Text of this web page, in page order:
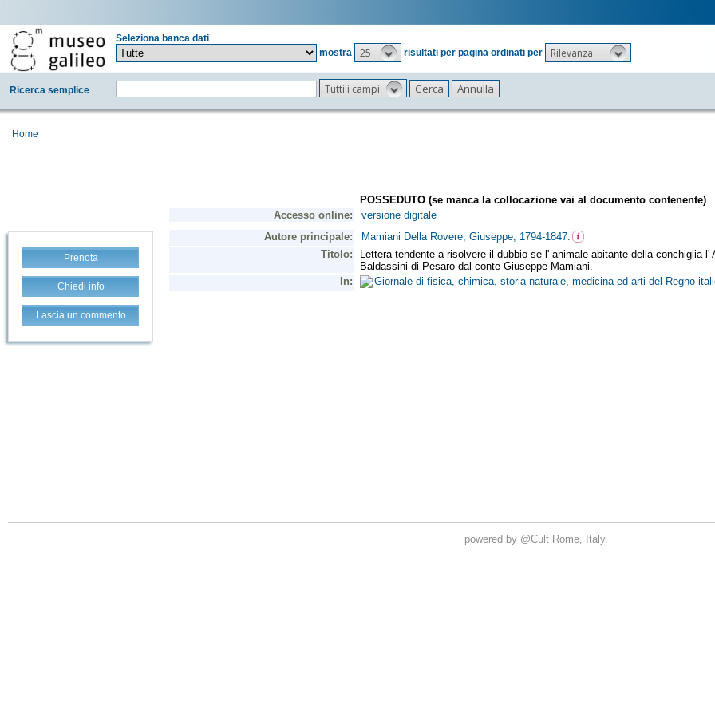
Seleziona banca dati
mostra
25 risultati per pagina ordinati per Rilevanza
Ricerca semplice Tutti i campi
Home
Prenota
Chiedi info
Lascia un commento
powered by @Cult Rome, Italy.